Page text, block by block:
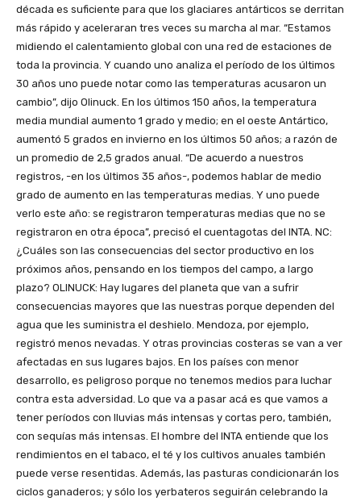
década es suficiente para que los glaciares antárticos se derritan
más rápido y aceleraran tres veces su marcha al mar. “Estamos
midiendo el calentamiento global con una red de estaciones de
toda la provincia. Y cuando uno analiza el período de los últimos
30 años uno puede notar como las temperaturas acusaron un
cambio”, dijo Olinuck. En los últimos 150 años, la temperatura
media mundial aumento 1 grado y medio; en el oeste Antártico,
aumentó 5 grados en invierno en los últimos 50 años; a razón de
un promedio de 2,5 grados anual. “De acuerdo a nuestros
registros, -en los últimos 35 años-, podemos hablar de medio
grado de aumento en las temperaturas medias. Y uno puede
verlo este año: se registraron temperaturas medias que no se
registraron en otra época”, precisó el cuentagotas del INTA. NC:
¿Cuáles son las consecuencias del sector productivo en los
próximos años, pensando en los tiempos del campo, a largo
plazo? OLINUCK: Hay lugares del planeta que van a sufrir
consecuencias mayores que las nuestras porque dependen del
agua que les suministra el deshielo. Mendoza, por ejemplo,
registró menos nevadas. Y otras provincias costeras se van a ver
afectadas en sus lugares bajos. En los países con menor
desarrollo, es peligroso porque no tenemos medios para luchar
contra esta adversidad. Lo que va a pasar acá es que vamos a
tener períodos con lluvias más intensas y cortas pero, también,
con sequías más intensas. El hombre del INTA entiende que los
rendimientos en el tabaco, el té y los cultivos anuales también
puede verse resentidas. Además, las pasturas condicionarán los
ciclos ganaderos; y sólo los yerbateros seguirán celebrando la